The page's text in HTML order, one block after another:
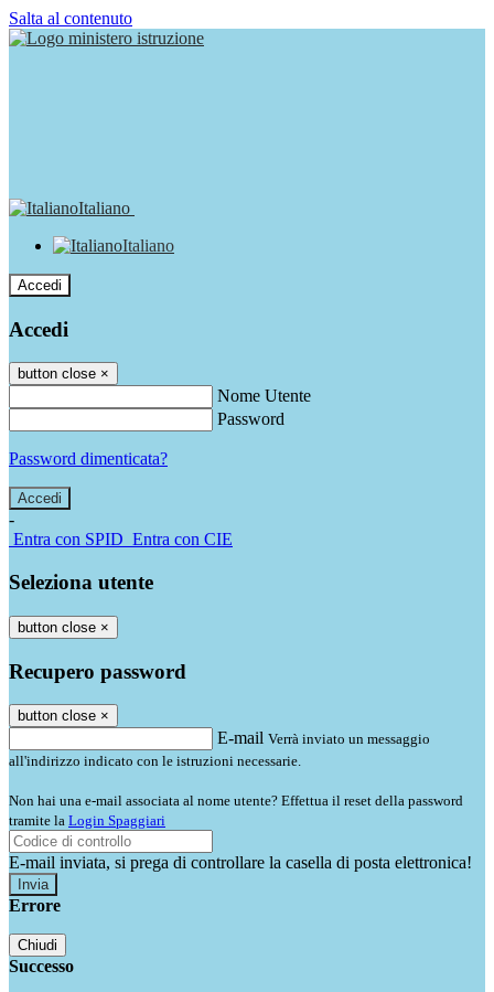
Salta al contenuto
Italiano
Italiano
Accedi
Accedi
button close ×
Nome Utente
Password
Password dimenticata?
-
Entra con SPID Entra con CIE
Seleziona utente
button close ×
Recupero password
button close ×
E-mail Verrà inviato un messaggio
all'indirizzo indicato con le istruzioni necessarie.
Non hai una e-mail associata al nome utente? Effettua il reset della password
tramite la Login Spaggiari
E-mail inviata, si prega di controllare la casella di posta elettronica!
Errore
Chiudi
Successo